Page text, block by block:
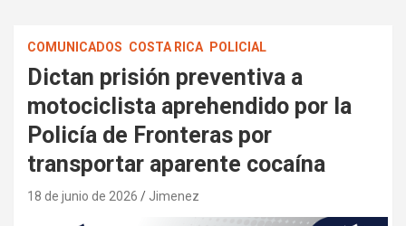
COMUNICADOS COSTA RICA POLICIAL
Dictan prisión preventiva a
motociclista aprehendido por la
Policía de Fronteras por
transportar aparente cocaína
18 de junio de 2026 Jimenez